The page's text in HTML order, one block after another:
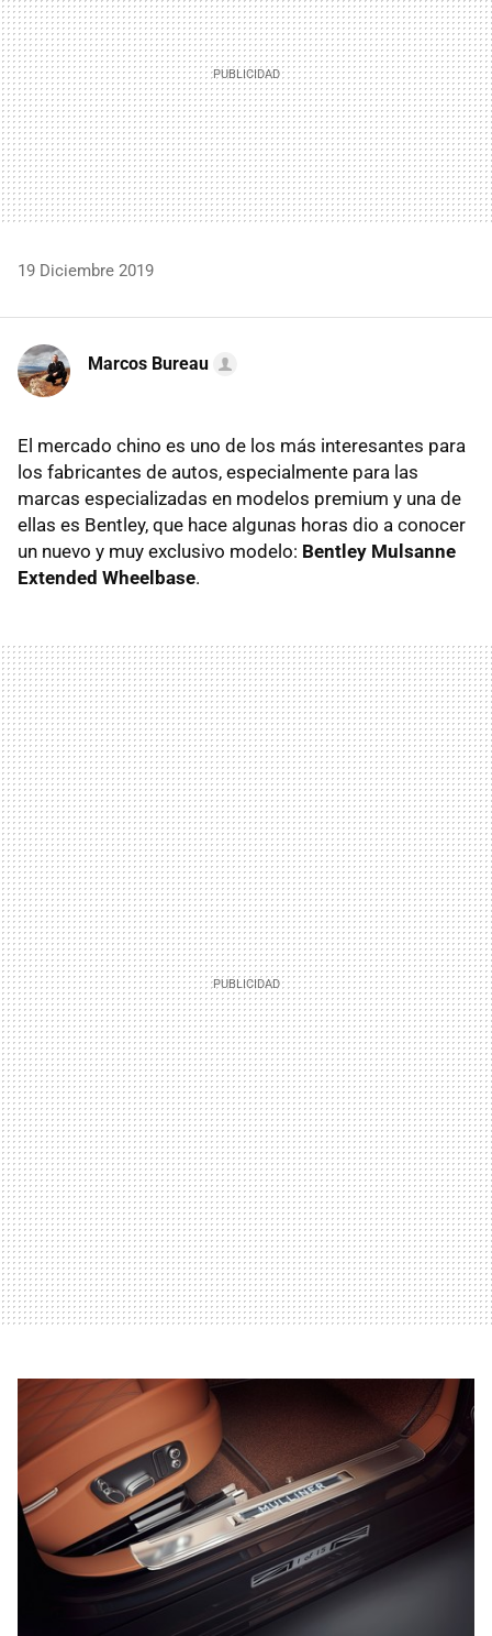
19 Diciembre 2019
Marcos Bureau
El mercado chino es uno de los más interesantes para
los fabricantes de autos, especialmente para las
marcas especializadas en modelos premium y una de
ellas es Bentley, que hace algunas horas dio a conocer
un nuevo y muy exclusivo modelo: Bentley Mulsanne
Extended Wheelbase.